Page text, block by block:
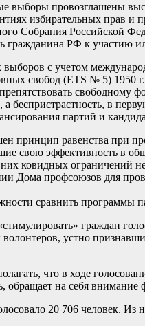
выборы провозглашены
избирательных прав
Собрания Российской
РФ к участию
с учетом
свобод (ETS № 5)
беспристрастность, в
партий и
принцип равенства при
свою эффективность в
ковидных ограничений
Дома профсоюзов для
сравнить программы
граждан
устно
что в ходе
обращает на себя
20 706 человек. Из